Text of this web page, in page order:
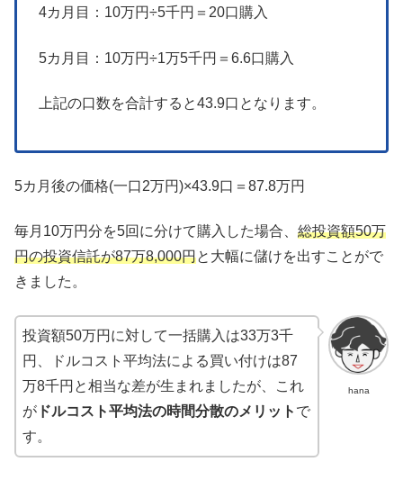
4カ月目：10万円÷5千円＝20口購入
5カ月目：10万円÷1万5千円＝6.6口購入
上記の口数を合計すると43.9口となります。
5カ月後の価格(一口2万円)×43.9口＝87.8万円
毎月10万円分を5回に分けて購入した場合、 総投資額50万
円の投資信託が87万8,000円と大幅に儲けを出すことがで
きました。
hana
投資額50万円に対して一括購入は33万3千
円、ドルコスト平均法による買い付けは87
万8千円と相当な差が生まれましたが、これ
が ドルコスト平均法の時間分散のメリット で
す。